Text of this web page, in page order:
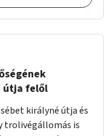
útja felől
királyné útja és
trolivégállomás is